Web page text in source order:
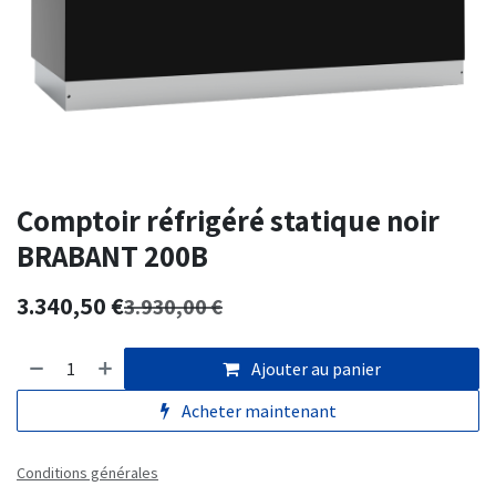
Comptoir réfrigéré statique noir
BRABANT 200B
3.340,50€3.930,00€
Ajouter au panier
Acheter maintenant
Conditions générales